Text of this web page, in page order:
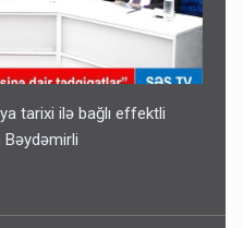
tarixi ilə bağlı effektli